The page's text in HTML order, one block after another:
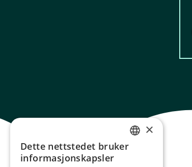
NORWEGIAN
×
Dette nettstedet bruker
informasjonskapsler